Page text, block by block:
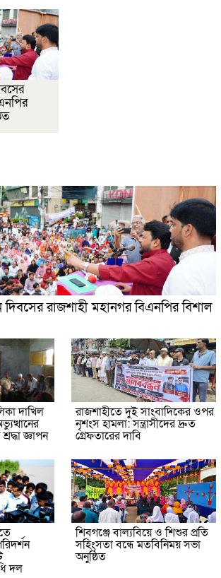
রাজশাহী মহানগর বিএনপির বিশাল
দাখিল
জ্ঞাপন
রাজশাহীতে দুই সাংবাদিকের ওপর
নৃশংস হামলা: সন্ত্রাসীদের দ্রুত
গ্রেফতারের দাবি
দল
শিবগঞ্জে বাল্যবিয়ে ও শিশুর প্রতি
সহিংসতা বন্ধে মতবিনিময় সভা
অনুষ্ঠিত